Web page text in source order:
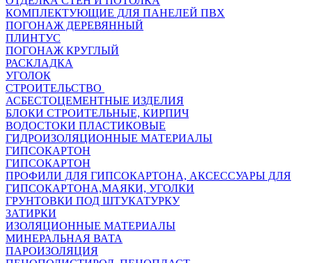
КОМПЛЕКТУЮЩИЕ ДЛЯ ПАНЕЛЕЙ ПВХ
ПОГОНАЖ ДЕРЕВЯННЫЙ
ПЛИНТУС
ПОГОНАЖ КРУГЛЫЙ
РАСКЛАДКА
УГОЛОК
СТРОИТЕЛЬСТВО
АСБЕСТОЦЕМЕНТНЫЕ ИЗДЕЛИЯ
БЛОКИ СТРОИТЕЛЬНЫЕ, КИРПИЧ
ВОДОСТОКИ ПЛАСТИКОВЫЕ
ГИДРОИЗОЛЯЦИОННЫЕ МАТЕРИАЛЫ
ГИПСОКАРТОН
ГИПСОКАРТОН
ПРОФИЛИ ДЛЯ ГИПСОКАРТОНА, АКСЕССУАРЫ ДЛЯ
ГИПСОКАРТОНА,МАЯКИ, УГОЛКИ
ГРУНТОВКИ ПОД ШТУКАТУРКУ
ЗАТИРКИ
ИЗОЛЯЦИОННЫЕ МАТЕРИАЛЫ
МИНЕРАЛЬНАЯ ВАТА
ПАРОИЗОЛЯЦИЯ